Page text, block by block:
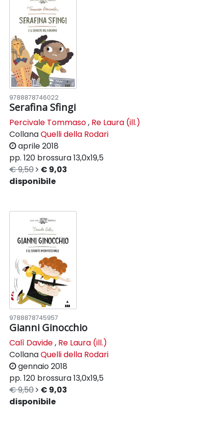
9788878746022
Serafina Sfingi
Percivale Tommaso, Re Laura (ill.)
CollanaQuelli della Rodari
aprile 2018
pp. 120 brossura13,0x19,5
€ 9,50
€ 9,03
disponibile
9788878745957
Gianni Ginocchio
Calì Davide, Re Laura (ill.)
CollanaQuelli della Rodari
gennaio 2018
pp. 120 brossura13,0x19,5
€ 9,50
€ 9,03
disponibile